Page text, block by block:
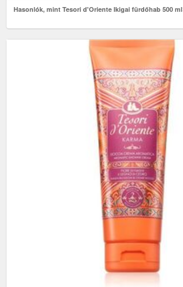
Hasonlók, mint Tesori d'Oriente Ikigai fürdőhab 500 ml